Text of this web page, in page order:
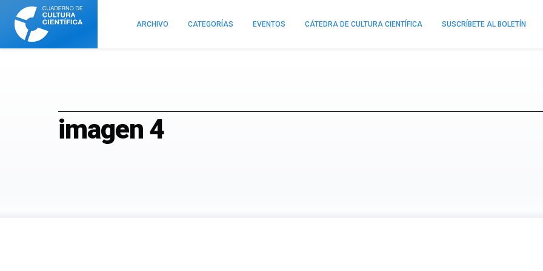
Cuaderno
Cultura
Científica
ARCHIVO CATEGORÍAS EVENTOS CÁTEDRA DE CULTURA CIENTÍFICA SUSCRÍBETE AL BOLETÍN
imagen 4